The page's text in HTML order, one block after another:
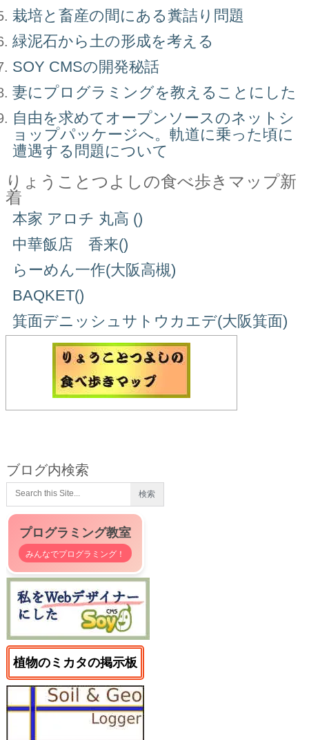
栽培と畜産の間にある糞詰り問題
緑泥石から土の形成を考える
SOY CMSの開発秘話
妻にプログラミングを教えることにした
自由を求めてオープンソースのネットシ
ョップパッケージへ。軌道に乗った頃に
遭遇する問題について
りょうことつよしの食べ歩きマップ新
着
本家 アロチ 丸高 ()
中華飯店 香来()
らーめん一作(大阪高槻)
BAQKET()
箕面デニッシュサトウカエデ(大阪箕面)
ブログ内検索
プログラミング教室
みんなでプログラミング！
植物のミカタの掲示板